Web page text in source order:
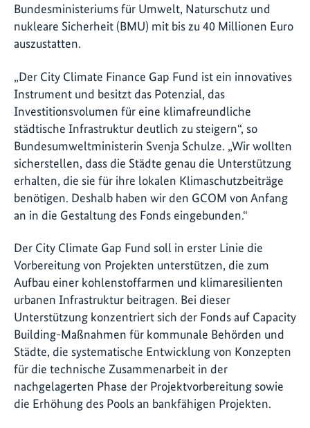
Bundesministeriums für Umwelt, Naturschutz und
nukleare Sicherheit (BMU) mit bis zu 40 Millionen Euro
auszustatten.
„Der City Climate Finance Gap Fund ist ein innovatives
Instrument und besitzt das Potenzial, das
Investitionsvolumen für eine klimafreundliche
städtische Infrastruktur deutlich zu steigern“, so
Bundesumweltministerin Svenja Schulze. „Wir wollten
sicherstellen, dass die Städte genau die Unterstützung
erhalten, die sie für ihre lokalen Klimaschutzbeiträge
benötigen. Deshalb haben wir den GCOM von Anfang
an in die Gestaltung des Fonds eingebunden.“
Der City Climate Gap Fund soll in erster Linie die
Vorbereitung von Projekten unterstützen, die zum
Aufbau einer kohlenstoffarmen und klimaresilienten
urbanen Infrastruktur beitragen. Bei dieser
Unterstützung konzentriert sich der Fonds auf Capacity
Building-Maßnahmen für kommunale Behörden und
Städte, die systematische Entwicklung von Konzepten
für die technische Zusammenarbeit in der
nachgelagerten Phase der Projektvorbereitung sowie
die Erhöhung des Pools an bankfähigen Projekten.